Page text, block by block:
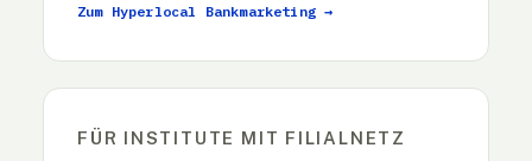
Zum Hyperlocal Bankmarketing →
FÜR INSTITUTE MIT FILIALNETZ